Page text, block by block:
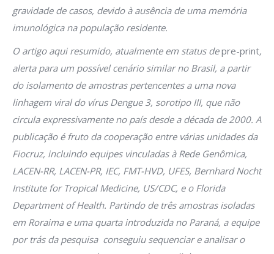
gravidade de casos, devido à ausência de uma memória
imunológica na população residente.
O artigo aqui resumido, atualmente em status depre-print,
alerta para um possível cenário similar no Brasil, a partir
do isolamento de amostras pertencentes a uma nova
linhagem viral do vírus Dengue 3, sorotipo III, que não
circula expressivamente no país desde a década de 2000. A
publicação é fruto da cooperação entre várias unidades da
Fiocruz, incluindo equipes vinculadas à Rede Genômica,
LACEN-RR, LACEN-PR, IEC, FMT-HVD, UFES, Bernhard Nocht
Institute for Tropical Medicine, US/CDC, e o Florida
Department of Health. Partindo de três amostras isoladas
em Roraima e uma quarta introduzida no Paraná, a equipe
por trás da pesquisa conseguiu sequenciar e analisar o